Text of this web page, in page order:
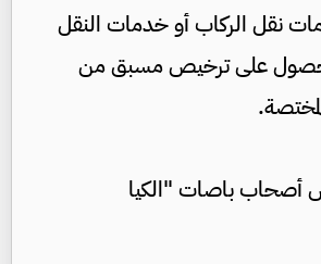
نقل الركاب أو خدمات النقل
على ترخيص مسبق من
أصحاب باصات "الكيا